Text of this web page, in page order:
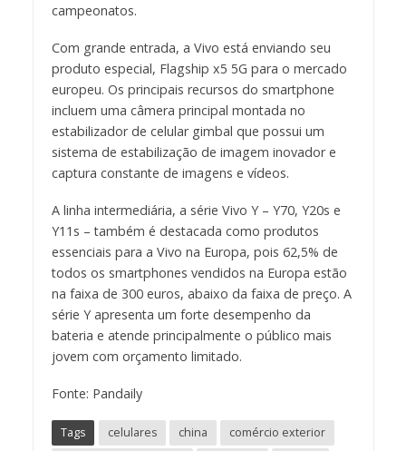
campeonatos.
Com grande entrada, a Vivo está enviando seu
produto especial, Flagship x5 5G para o mercado
europeu. Os principais recursos do smartphone
incluem uma câmera principal montada no
estabilizador de celular gimbal que possui um
sistema de estabilização de imagem inovador e
captura constante de imagens e vídeos.
A linha intermediária, a série Vivo Y – Y70, Y20s e
Y11s – também é destacada como produtos
essenciais para a Vivo na Europa, pois 62,5% de
todos os smartphones vendidos na Europa estão
na faixa de 300 euros, abaixo da faixa de preço. A
série Y apresenta um forte desempenho da
bateria e atende principalmente o público mais
jovem com orçamento limitado.
Fonte: Pandaily
Tags celulares china
comércio exterior